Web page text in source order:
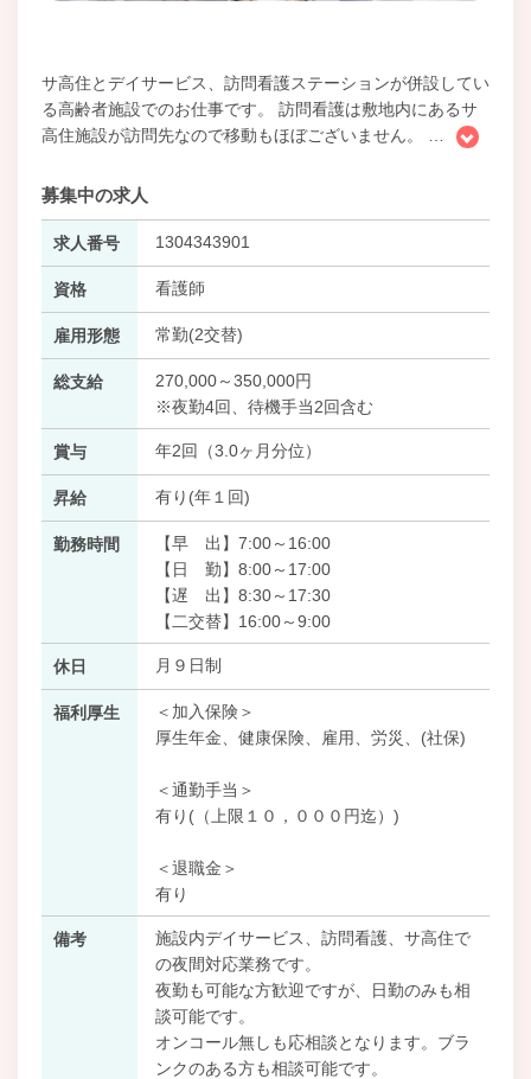
サ高住とデイサービス、訪問看護ステーションが併設してい
る高齢者施設でのお仕事です。 訪問看護は敷地内にあるサ
高住施設が訪問先なので移動もほぼございません。
募集中の求人
求人番号 1304343901
資格 看護師
雇用形態 常勤(2交替)
総支給
270,000～350,000円
※夜勤4回、待機手当2回含む
賞与 年2回（3.0ヶ月分位）
昇給 有り(年１回)
勤務時間
【早 出】7:00～16:00
【日 勤】8:00～17:00
【遅 出】8:30～17:30
【二交替】16:00～9:00
休日 月９日制
福利厚生
＜加入保険＞
厚生年金、健康保険、雇用、労災、(社保)
＜通勤手当＞
有り(（上限１０，０００円迄）)
＜退職金＞
有り
備考
施設内デイサービス、訪問看護、サ高住で
の夜間対応業務です。
夜勤も可能な方歓迎ですが、日勤のみも相
談可能です。
オンコール無しも応相談となります。ブラ
ンクのある方も相談可能です。